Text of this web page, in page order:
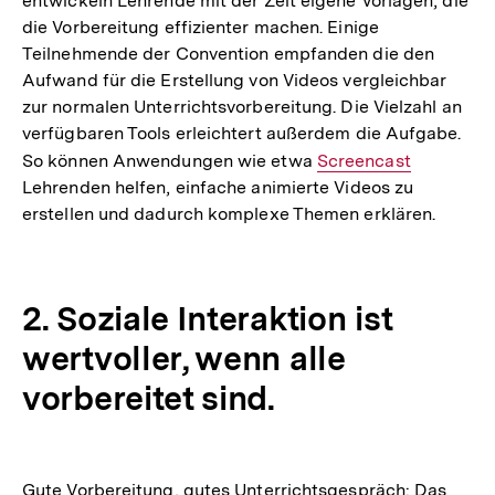
die Vorbereitung effizienter machen. Einige
Teilnehmende der Convention empfanden die den
Aufwand für die Erstellung von Videos vergleichbar
zur normalen Unterrichtsvorbereitung. Die Vielzahl an
verfügbaren Tools erleichtert außerdem die Aufgabe.
So können Anwendungen wie etwa Interner
Link:
Screencast
Lehrenden helfen, einfache animierte Videos zu
erstellen und dadurch komplexe Themen erklären.
2. Soziale Interaktion ist
wertvoller, wenn alle
vorbereitet sind.
Gute Vorbereitung, gutes Unterrichtsgespräch: Das